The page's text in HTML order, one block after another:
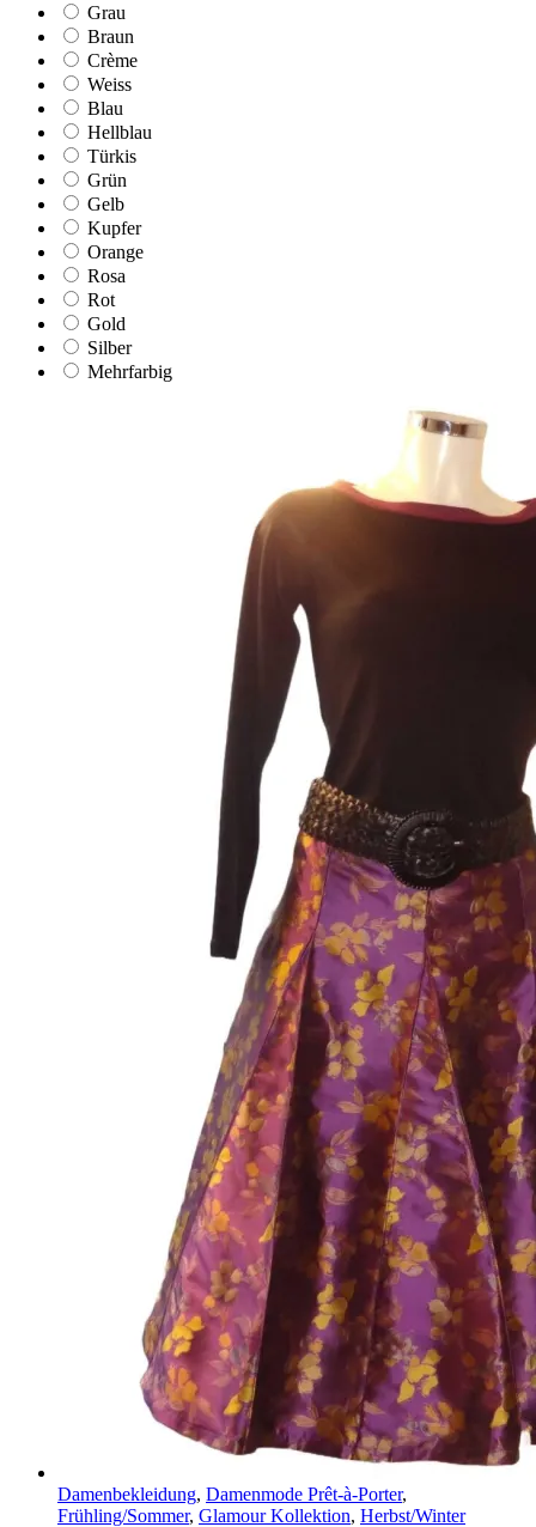
Grau
Braun
Crème
Weiss
Blau
Hellblau
Türkis
Grün
Gelb
Kupfer
Orange
Rosa
Rot
Gold
Silber
Mehrfarbig
Damenbekleidung, Damenmode Prêt-à-Porter,
Frühling/Sommer, Glamour Kollektion, Herbst/Winter